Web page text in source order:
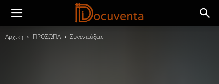
Αρχική ΠΡΟΣΩΠΑ Συνεντεύξεις